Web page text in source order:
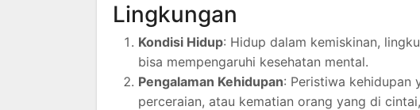
Lingkungan
Kondisi Hidup: Hidup dalam kemiskinan,
bisa mempengaruhi kesehatan mental.
Pengalaman Kehidupan: Peristiwa kehidupan
perceraian, atau kematian orang yang di